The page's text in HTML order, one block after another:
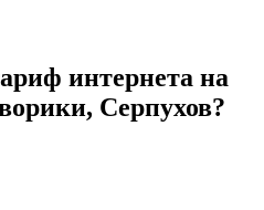
интернета на
Серпухов?